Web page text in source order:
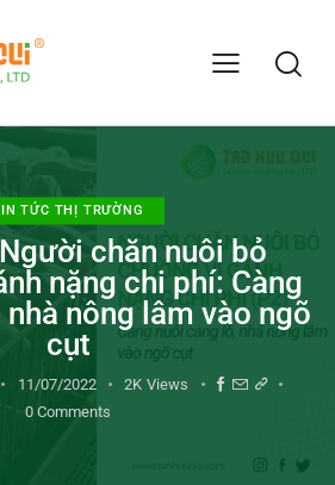
TỨC THỊ TRƯỜNG
chăn nuôi bỏ
nặng chi phí: Càng
nông lâm vào ngõ
cụt
11/07/2022 2K Views
0 Comments